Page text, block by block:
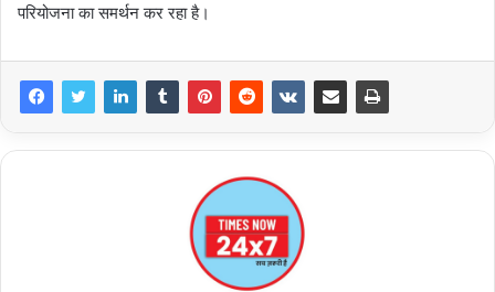
परियोजना का समर्थन कर रहा है।